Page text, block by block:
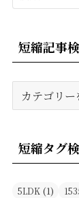
短縮記事
縮
事
検
短縮タグ
5LDK (1)